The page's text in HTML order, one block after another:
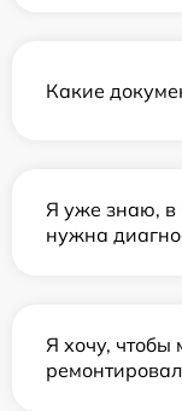
Какие
Я уже знаю, в
нужна
Я хочу, чтобы